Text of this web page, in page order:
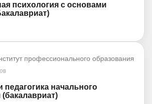
психология с основами
профессионального образования
педагогика начального